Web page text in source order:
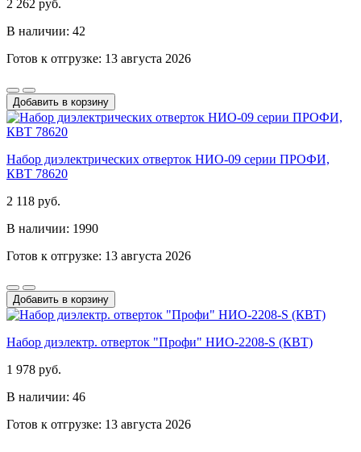
2 262 руб.
В наличии: 42
Готов к отгрузке: 13 августа 2026
Добавить в корзину
Набор диэлектрических отверток НИО-09 серии ПРОФИ,
КВТ 78620
2 118 руб.
В наличии: 1990
Готов к отгрузке: 13 августа 2026
Добавить в корзину
Набор диэлектр. отверток "Профи" НИО-2208-S (КВТ)
1 978 руб.
В наличии: 46
Готов к отгрузке: 13 августа 2026